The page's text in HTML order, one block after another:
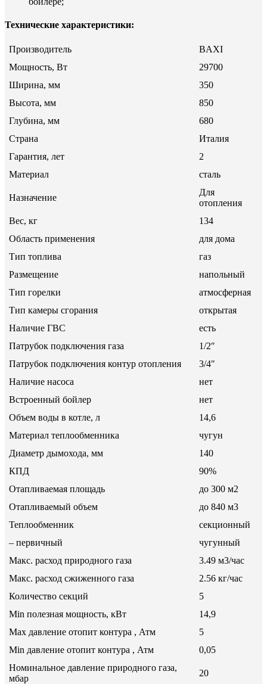
Технические характеристики:
Производитель
BAXI
Мощность, Вт
29700
Ширина, мм
350
Высота, мм
850
Глубина, мм
680
Страна
Италия
Гарантия, лет
2
Материал
сталь
Назначение
Для
отопления
Вес, кг
134
Область применения
для дома
Тип топлива
газ
Размещение
напольный
Тип горелки
атмосферная
Тип камеры сгорания
открытая
Наличие ГВС
есть
Патрубок подключения газа
1/2″
Патрубок подключения контур отопления
3/4″
Наличие насоса
нет
Встроенный бойлер
нет
Объем воды в котле, л
14,6
Материал теплообменника
чугун
Диаметр дымохода, мм
140
КПД
90%
Отапливаемая площадь
до 300 м2
Отапливаемый объем
до 840 м3
Теплообменник
секционный
– первичный
чугунный
Макс. расход природного газа
3.49 м3/час
Макс. расход сжиженного газа
2.56 кг/час
Количество секций
5
Min полезная мощность, кВт
14,9
Max давление отопит контура , Атм
5
Min давление отопит контура , Атм
0,05
Номинальное давление природного газа,
мбар
20